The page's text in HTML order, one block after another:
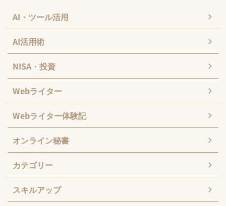
AI・ツール活用
AI活用術
NISA・投資
Webライター
Webライター体験記
オンライン秘書
カテゴリー
スキルアップ